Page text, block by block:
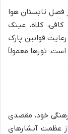
فصل تابستان هوا
کلاه، عینک
قوانین پارک
تورها معمولاً
خود، مقصدی
عظمت آبشارهای